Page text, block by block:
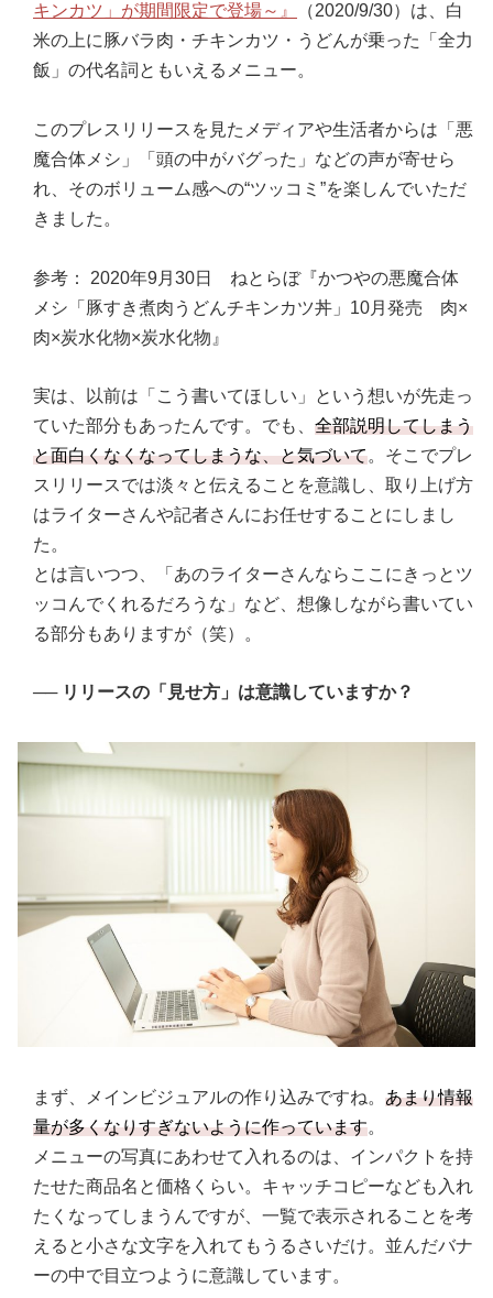
キンカツ」が期間限定で登場～』
（2020/9/30）は、白
米の上に豚バラ肉・チキンカツ・うどんが乗った「全力
飯」の代名詞ともいえるメニュー。
このプレスリリースを見たメディアや生活者からは「悪
魔合体メシ」「頭の中がバグった」などの声が寄せら
れ、そのボリューム感への“ツッコミ”を楽しんでいただ
きました。
参考： 2020年9月30日 ねとらぼ『かつやの悪魔合体
メシ「豚すき煮肉うどんチキンカツ丼」10月発売 肉×
肉×炭水化物×炭水化物』
実は、以前は「こう書いてほしい」という想いが先走っ
ていた部分もあったんです。でも、 全部説明してしまう
と面白くなくなってしまうな、と気づいて。そこでプレ
スリリースでは淡々と伝えることを意識し、取り上げ方
はライターさんや記者さんにお任せすることにしまし
た。
とは言いつつ、「あのライターさんならここにきっとツ
ッコんでくれるだろうな」など、想像しながら書いてい
る部分もありますが（笑）。
── リリースの「見せ方」は意識していますか？
まず、メインビジュアルの作り込みですね。 あまり情報
量が多くなりすぎないように作っています。
メニューの写真にあわせて入れるのは、インパクトを持
たせた商品名と価格くらい。キャッチコピーなども入れ
たくなってしまうんですが、一覧で表示されることを考
えると小さな文字を入れてもうるさいだけ。並んだバナ
ーの中で目立つように意識しています。